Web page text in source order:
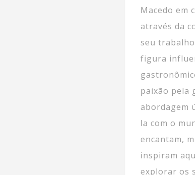
Macedo em
através da
seu
figura
paixão pela
abordagem
la com o
encantam,
inspiram
explorar os